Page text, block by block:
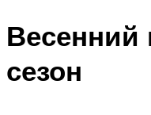
Весенний
сезон